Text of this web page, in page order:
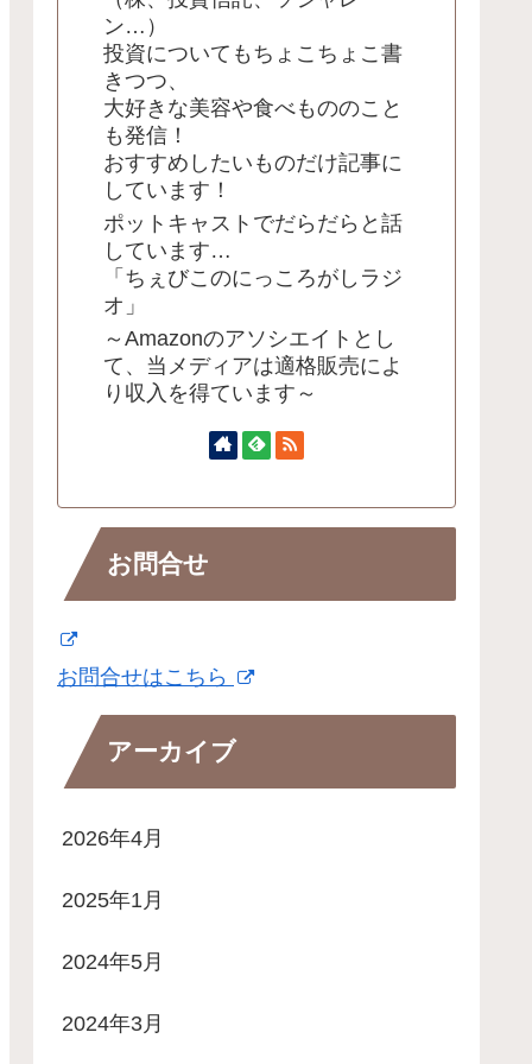
ン…）
投資についてもちょこちょこ書
きつつ、
大好きな美容や食べもののこと
も発信！
おすすめしたいものだけ記事に
しています！
ポットキャストでだらだらと話
しています…
「ちぇびこのにっころがしラジ
オ」
～Amazonのアソシエイトとし
て、当メディアは適格販売によ
り収入を得ています～
お問合せ
お問合せはこちら
アーカイブ
2026年4月
2025年1月
2024年5月
2024年3月